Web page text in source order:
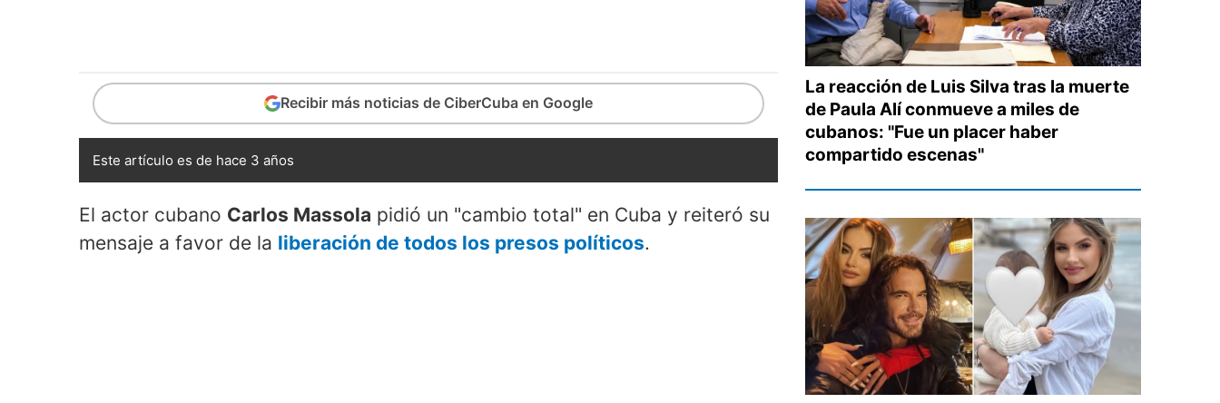
Recibir más noticias de CiberCuba en Google
Este artículo es de hace 3 años
El actor cubano Carlos Massola pidió un "cambio total" en Cuba y reiteró su
mensaje a favor de la liberación de todos los presos políticos.
La reacción de Luis Silva tras la muerte
de Paula Alí conmueve a miles de
cubanos: "Fue un placer haber
compartido escenas"